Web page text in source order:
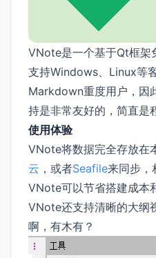
VNote是一个基于Qt框架
支持Windows、Linux等
Markdown重度用户，
持是非常友好的，简直是
使用体验
VNote将数据完全存放在
云 ，或者Seafile来同步，
VNote可以节省搭建成本
VNote还支持清晰的大纲
啊，有木有？